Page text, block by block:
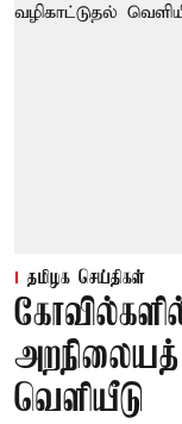
தமிழக செய்திகள்
அறநிலையத்
வெளியீடு